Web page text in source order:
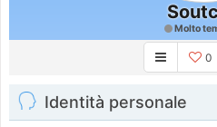
Molto
0
Identità personale